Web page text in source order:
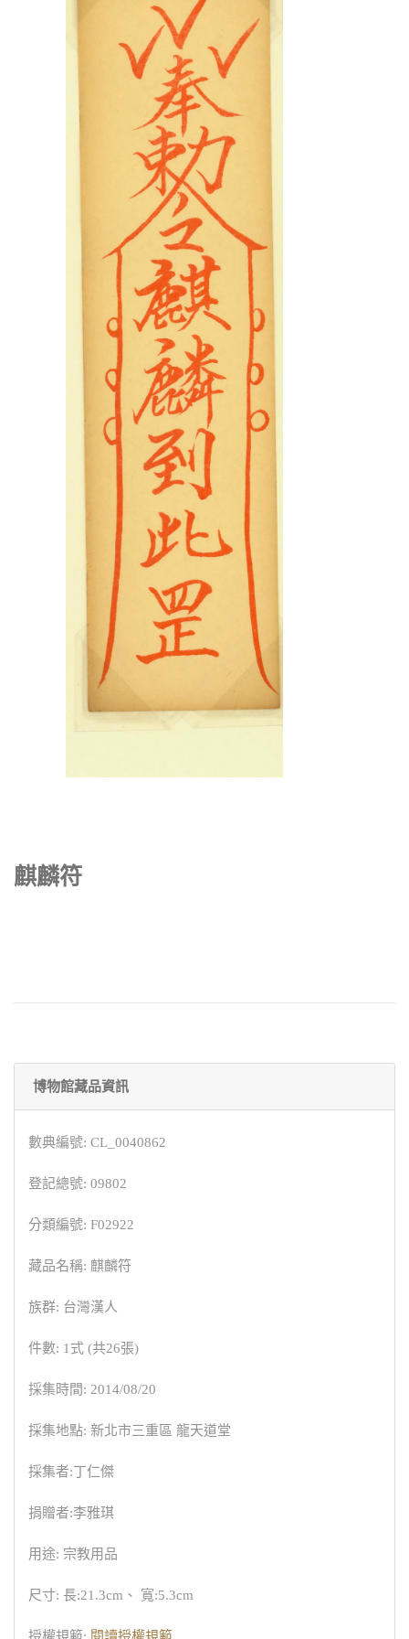
麒麟符
博物館藏品資訊
數典編號: CL_0040862
登記總號: 09802
分類編號: F02922
藏品名稱: 麒麟符
族群: 台灣漢人
件數: 1式 (共26張)
採集時間: 2014/08/20
採集地點: 新北市三重區 龍天道堂
採集者:丁仁傑
捐贈者:李雅琪
用途: 宗教用品
尺寸: 長:21.3cm、 寬:5.3cm